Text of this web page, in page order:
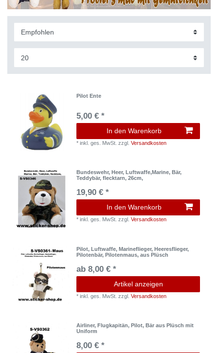
Pilot Ente
5,00 € *
In den Warenkorb
*inkl. ges. MwSt. zzgl.Versandkosten
Bundeswehr, Heer, Luftwaffe,Marine, Bär,
Teddybär, flecktarn, 26cm,
19,90 € *
In den Warenkorb
*inkl. ges. MwSt. zzgl.Versandkosten
Pilot, Luftwaffe, Marineflieger, Heeresflieger,
Pilotenbär, Pilotenmaus, aus Plüsch
ab 8,00 € *
Artikel anzeigen
*inkl. ges. MwSt. zzgl.Versandkosten
Airliner, Flugkapitän, Pilot, Bär aus Plüsch mit
Uniform
8,00 € *